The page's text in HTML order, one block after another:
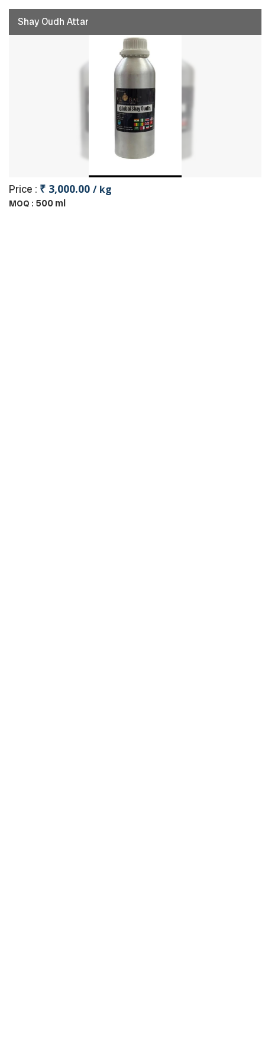
Shay Oudh Attar
Price : ₹ 3,000.00 / kg
MOQ : 500 ml